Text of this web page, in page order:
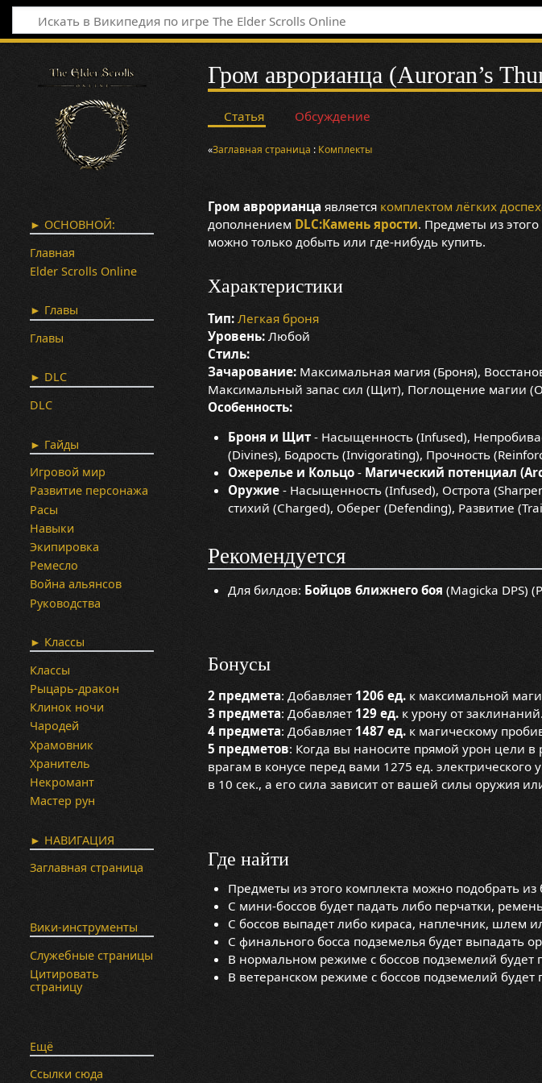
Гром аврорианца (Auroran’s
Статья Обсуждение
«Заглавная страница : Комплекты
Гром аврорианца является комплектом лёгких
дополнением DLC:Камень ярости. Предметы из
можно только добыть или где-нибудь купить.
Характеристики
Тип: Легкая броня
Уровень: Любой
Стиль:
Зачарование: Максимальная магия (Броня),
Максимальный запас сил (Щит), Поглощение магии
Особенность:
Броня и Щит- Насыщенность (Infused),
(Divines), Бодрость (Invigorating), Прочность
Ожерелье и Кольцо- Магический потенциал
Оружие- Насыщенность (Infused), Острота
стихий (Charged), Оберег (Defending), Развитие
Рекомендуется
Для билдов: Бойцов ближнего боя (Magicka DPS)
Бонусы
2 предмета: Добавляет 1206 ед. к максимальной
3 предмета: Добавляет 129 ед. к урону от заклинаний.
4 предмета: Добавляет 1487 ед. к магическому
5 предметов: Когда вы наносите прямой урон цели в
врагам в конусе перед вами 1275 ед.
в 10 сек., а его сила зависит от вашей силы оружия
Где найти
Предметы из этого комплекта можно подобрать из
С мини-боссов будет падать либо перчатки,
С боссов выпадет либо кираса, наплечник, шлем
С финального босса подземелья будет выпадать
В нормальном режиме с боссов подземелий будет
В ветеранском режиме с боссов подземелий будет
► ОСНОВНОЙ:
Главная
Elder Scrolls Online
► Главы
Главы
► DLC
DLC
► Гайды
Игровой мир
Развитие персонажа
Расы
Навыки
Экипировка
Ремесло
Война альянсов
Руководства
► Классы
Классы
Рыцарь-дракон
Клинок ночи
Чародей
Храмовник
Хранитель
Некромант
Мастер рун
► НАВИГАЦИЯ
Заглавная страница
Вики-инструменты
Служебные страницы
Цитировать
страницу
Ещё
Ссылки сюда